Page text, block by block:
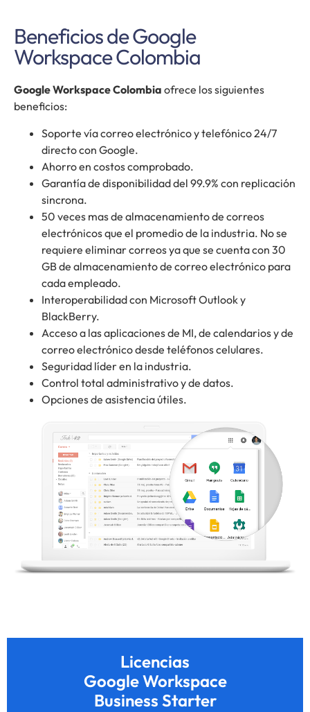
Beneficios de Google
Workspace Colombia
Google Workspace Colombia ofrece los siguientes
beneficios:
Soporte vía correo electrónico y telefónico 24/7
directo con Google.
Ahorro en costos comprobado.
Garantía de disponibilidad del 99.9% con replicación
sincrona.
50 veces mas de almacenamiento de correos
electrónicos que el promedio de la industria. No se
requiere eliminar correos ya que se cuenta con 30
GB de almacenamiento de correo electrónico para
cada empleado.
Interoperabilidad con Microsoft Outlook y
BlackBerry.
Acceso a las aplicaciones de MI, de calendarios y de
correo electrónico desde teléfonos celulares.
Seguridad líder en la industria.
Control total administrativo y de datos.
Opciones de asistencia útiles.
Licencias
Google Workspace
Business Starter